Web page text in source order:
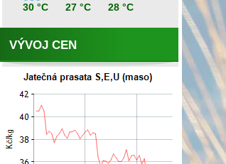
30 °C 27 °C 28 °C
VÝVOJ CEN